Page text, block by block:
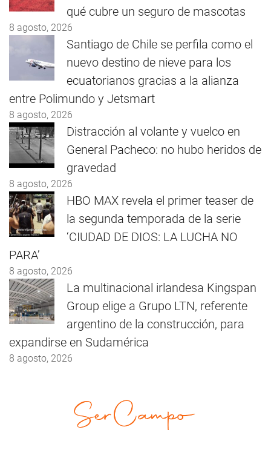
qué cubre un seguro de mascotas
8 agosto, 2026
Santiago de Chile se perfila como el
nuevo destino de nieve para los
ecuatorianos gracias a la alianza
entre Polimundo y Jetsmart
8 agosto, 2026
Distracción al volante y vuelco en
General Pacheco: no hubo heridos de
gravedad
8 agosto, 2026
HBO MAX revela el primer teaser de
la segunda temporada de la serie
‘CIUDAD DE DIOS: LA LUCHA NO
PARA’
8 agosto, 2026
La multinacional irlandesa Kingspan
Group elige a Grupo LTN, referente
argentino de la construcción, para
expandirse en Sudamérica
8 agosto, 2026